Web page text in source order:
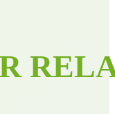
REL